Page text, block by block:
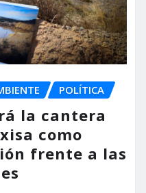
POLÍTICA
la cantera
como
frente a las